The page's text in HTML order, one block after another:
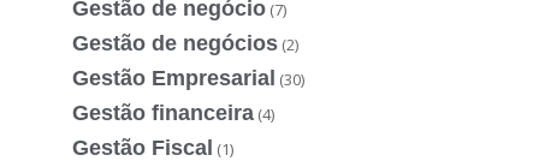
Gestão de negócio (7)
Gestão de negócios (2)
Gestão Empresarial (30)
Gestão financeira (4)
Gestão Fiscal (1)